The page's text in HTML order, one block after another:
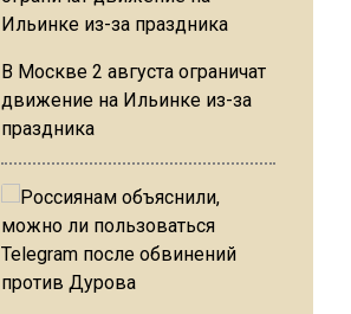
В Москве 2 августа ограничат
движение на Ильинке из-за
праздника